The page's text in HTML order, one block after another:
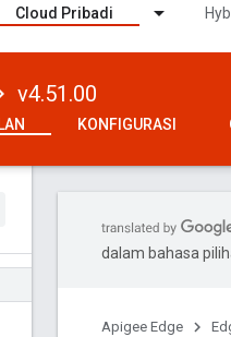
Cloud Pribadi
v4.51.00
KONFIGURASI
dalam bahasa
Apigee Edge